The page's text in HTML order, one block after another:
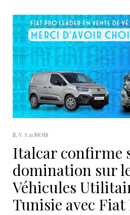
IL Y A 11 MOIS
Italcar confirme
domination sur
Véhicules
Tunisie avec Fiat